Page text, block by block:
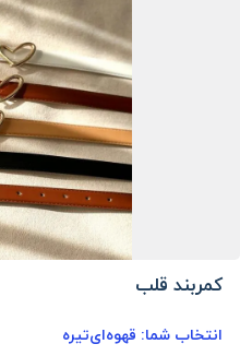
کمربند قلب
انتخاب شما: قهوه‌ای‌تیره